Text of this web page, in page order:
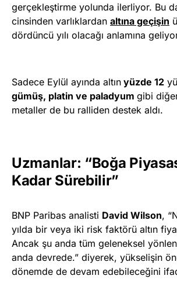
gerçekleştirme yolunda ilerliyor. Bu
cinsinden varlıklardan altına geçişin
dördüncü yılı olacağı anlamına
Sadece Eylül ayında altın yüzde 12
gümüş, platin ve paladyum gibi
metaller de bu ralliden destek aldı.
Uzmanlar: “Boğa
Kadar Sürebilir”
BNP Paribas analisti David Wilson,
yılda bir veya iki risk faktörü altın
Ancak şu anda tüm geleneksel
anda devrede.” diyerek, yükselişin
dönemde de devam edebileceğini